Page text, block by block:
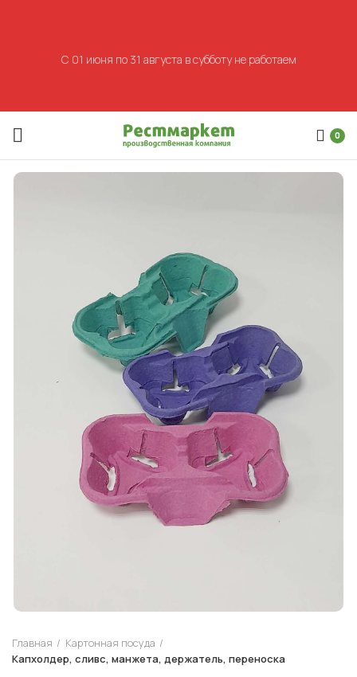
0
Главная
Картонная посуда
Капхолдер, сливс, манжета, держатель, переноска
С 01 июня по 31 августа в субботу не работаем